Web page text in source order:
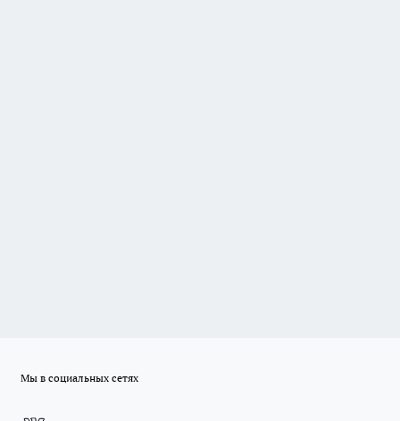
Мы в социальных сетях